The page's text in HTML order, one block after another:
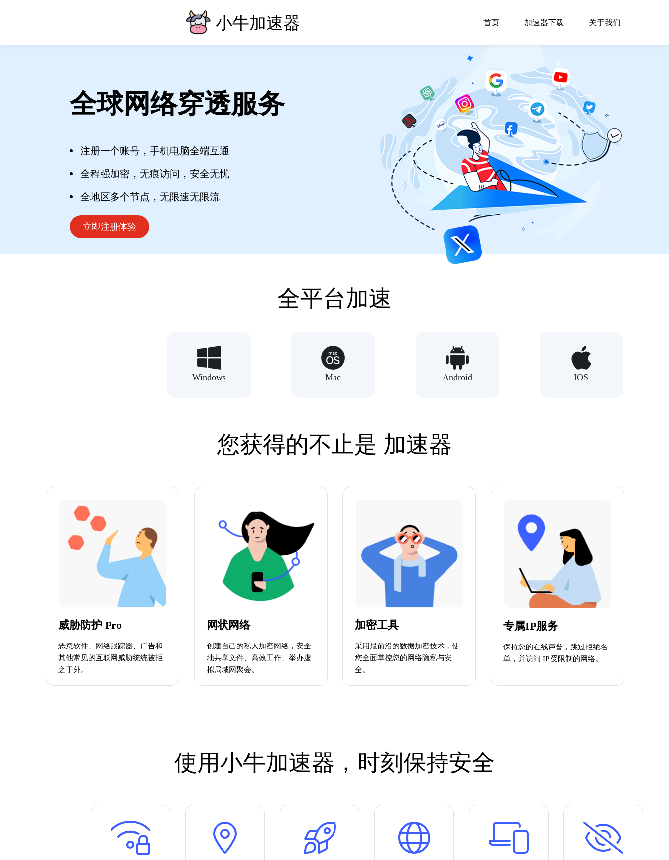
小牛加速器 首页 加速器下载 关于我们
全球网络穿透服务
注册一个账号，手机电脑全端互通
全程强加密，无痕访问，安全无忧
全地区多个节点，无限速无限流
立即注册体验
全平台加速
Windows Mac Android IOS
您获得的不止是 加速器
威胁防护 Pro
恶意软件、网络跟踪器、广告和
其他常见的互联网威胁统统被拒
之于外。
网状网络
创建自己的私人加密网络，安全
地共享文件、高效工作、举办虚
拟局域网聚会。
加密工具
采用最前沿的数据加密技术，使
您全面掌控您的网络隐私与安
全。
专属IP服务
保持您的在线声誉，跳过拒绝名
单，并访问 IP 受限制的网络。
使用小牛加速器，时刻保持安全